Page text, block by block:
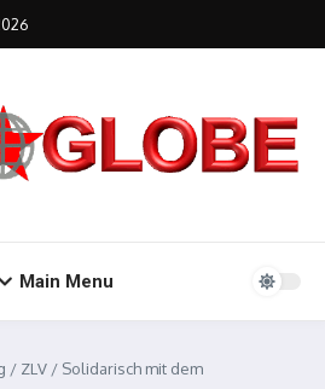
Main Menu
/ ZLV / Solidarisch mit dem